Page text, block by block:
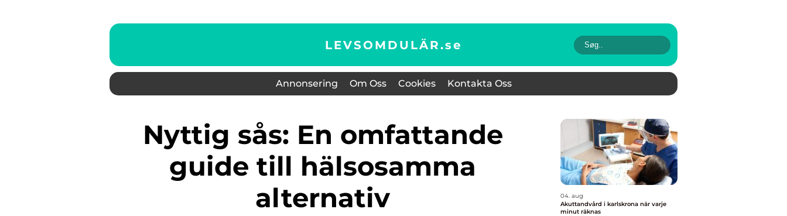
LEVSOMDULÄR.se
Annonsering Om Oss Cookies Kontakta Oss
Nyttig sås: En omfattande
guide till hälsosamma
alternativ
04. aug
Akuttandvård i karlskrona när varje
minut räknas